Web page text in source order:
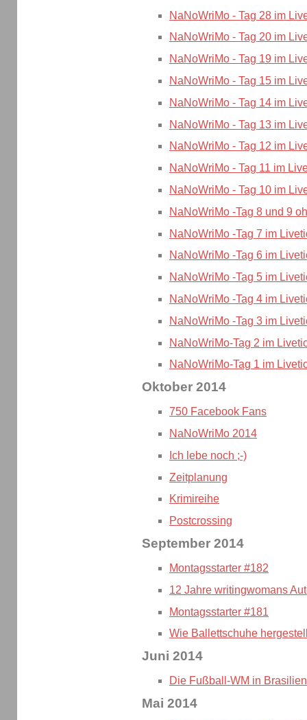
NaNoWriMo - Tag 28 im
NaNoWriMo - Tag 20 im
NaNoWriMo - Tag 19 im
NaNoWriMo - Tag 15 im
NaNoWriMo - Tag 14 im
NaNoWriMo - Tag 13 im
NaNoWriMo - Tag 12 im
NaNoWriMo - Tag 11 im
NaNoWriMo - Tag 10 im
NaNoWriMo -Tag 8 und 9
NaNoWriMo -Tag 7 im
NaNoWriMo -Tag 6 im
NaNoWriMo -Tag 5 im
NaNoWriMo -Tag 4 im
NaNoWriMo -Tag 3 im
NaNoWriMo-Tag 2 im
NaNoWriMo-Tag 1 im
Oktober 2014
750 Facebook Fans
NaNoWriMo 2014
Ich lebe noch ;-)
Zeitplanung
Krimireihe
Postcrossing
September 2014
Montagsstarter #182
12 Jahre writingwomans
Montagsstarter #181
Wie Ballettschuhe
Juni 2014
Die Fußball-WM in
Mai 2014